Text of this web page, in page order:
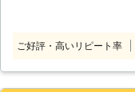
ご好評・高いリピート率